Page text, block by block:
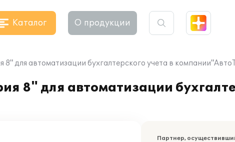
Каталог О продукции
8" для автоматизации бухгалтерского учета в
8" для автоматизации
Партнер,